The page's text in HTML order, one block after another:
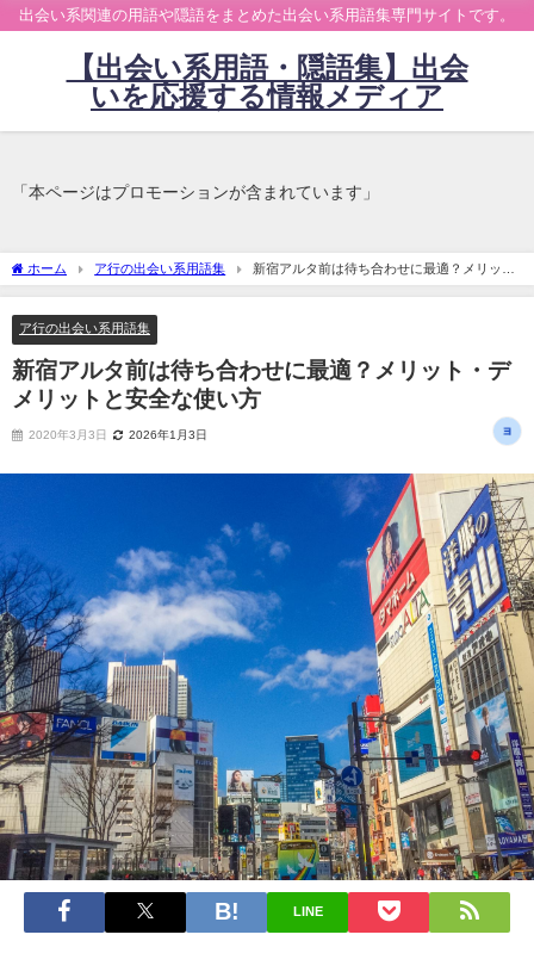
出会い系関連の用語や隠語をまとめた出会い系用語集専門サイトです。
【出会い系用語・隠語集】出会
いを応援する情報メディア
「本ページはプロモーションが含まれています」
ホーム ア行の出会い系用語集
新宿アルタ前は待ち合わせに最適？メリッ
ト・デメリットと安全な使い方
ア行の出会い系用語集
新宿アルタ前は待ち合わせに最適？メリット・デ
メリットと安全な使い方
2020年3月3日 2026年1月3日
LINE